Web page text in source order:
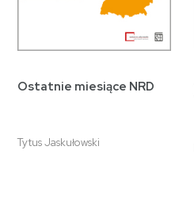
Ostatnie miesiące NRD
Tytus Jaskułowski